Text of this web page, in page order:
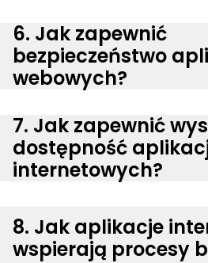
6. Jak zapewnić
bezpieczeństwo
webowych?
7. Jak zapewnić
dostępność
internetowych?
8. Jak aplikacje
wspierają procesy